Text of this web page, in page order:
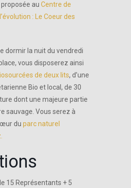
proposée au Centre de
: Le Coeur des
dormir la nuit du vendredi
vous disposerez ainsi
de deux lits, d’une
Bio et local, de 30
dont une majeure partie
sauvage. Vous serez à
du parc naturel
15 Représentants + 5